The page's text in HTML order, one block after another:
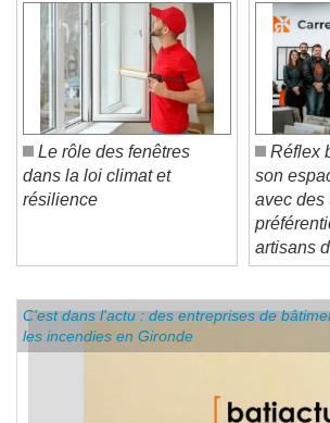
Le rôle des fenêtres
dans la loi climat et
Réflex
son
avec des
artisans
C'est dans l'actu : des entreprises de
les incendies en Gironde